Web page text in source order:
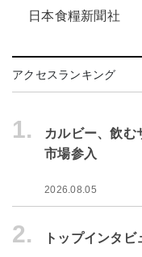
日本食糧新聞社
アクセスランキング
1.
カルビー、飲
市場参入
2026.08.05
2. トップインタ